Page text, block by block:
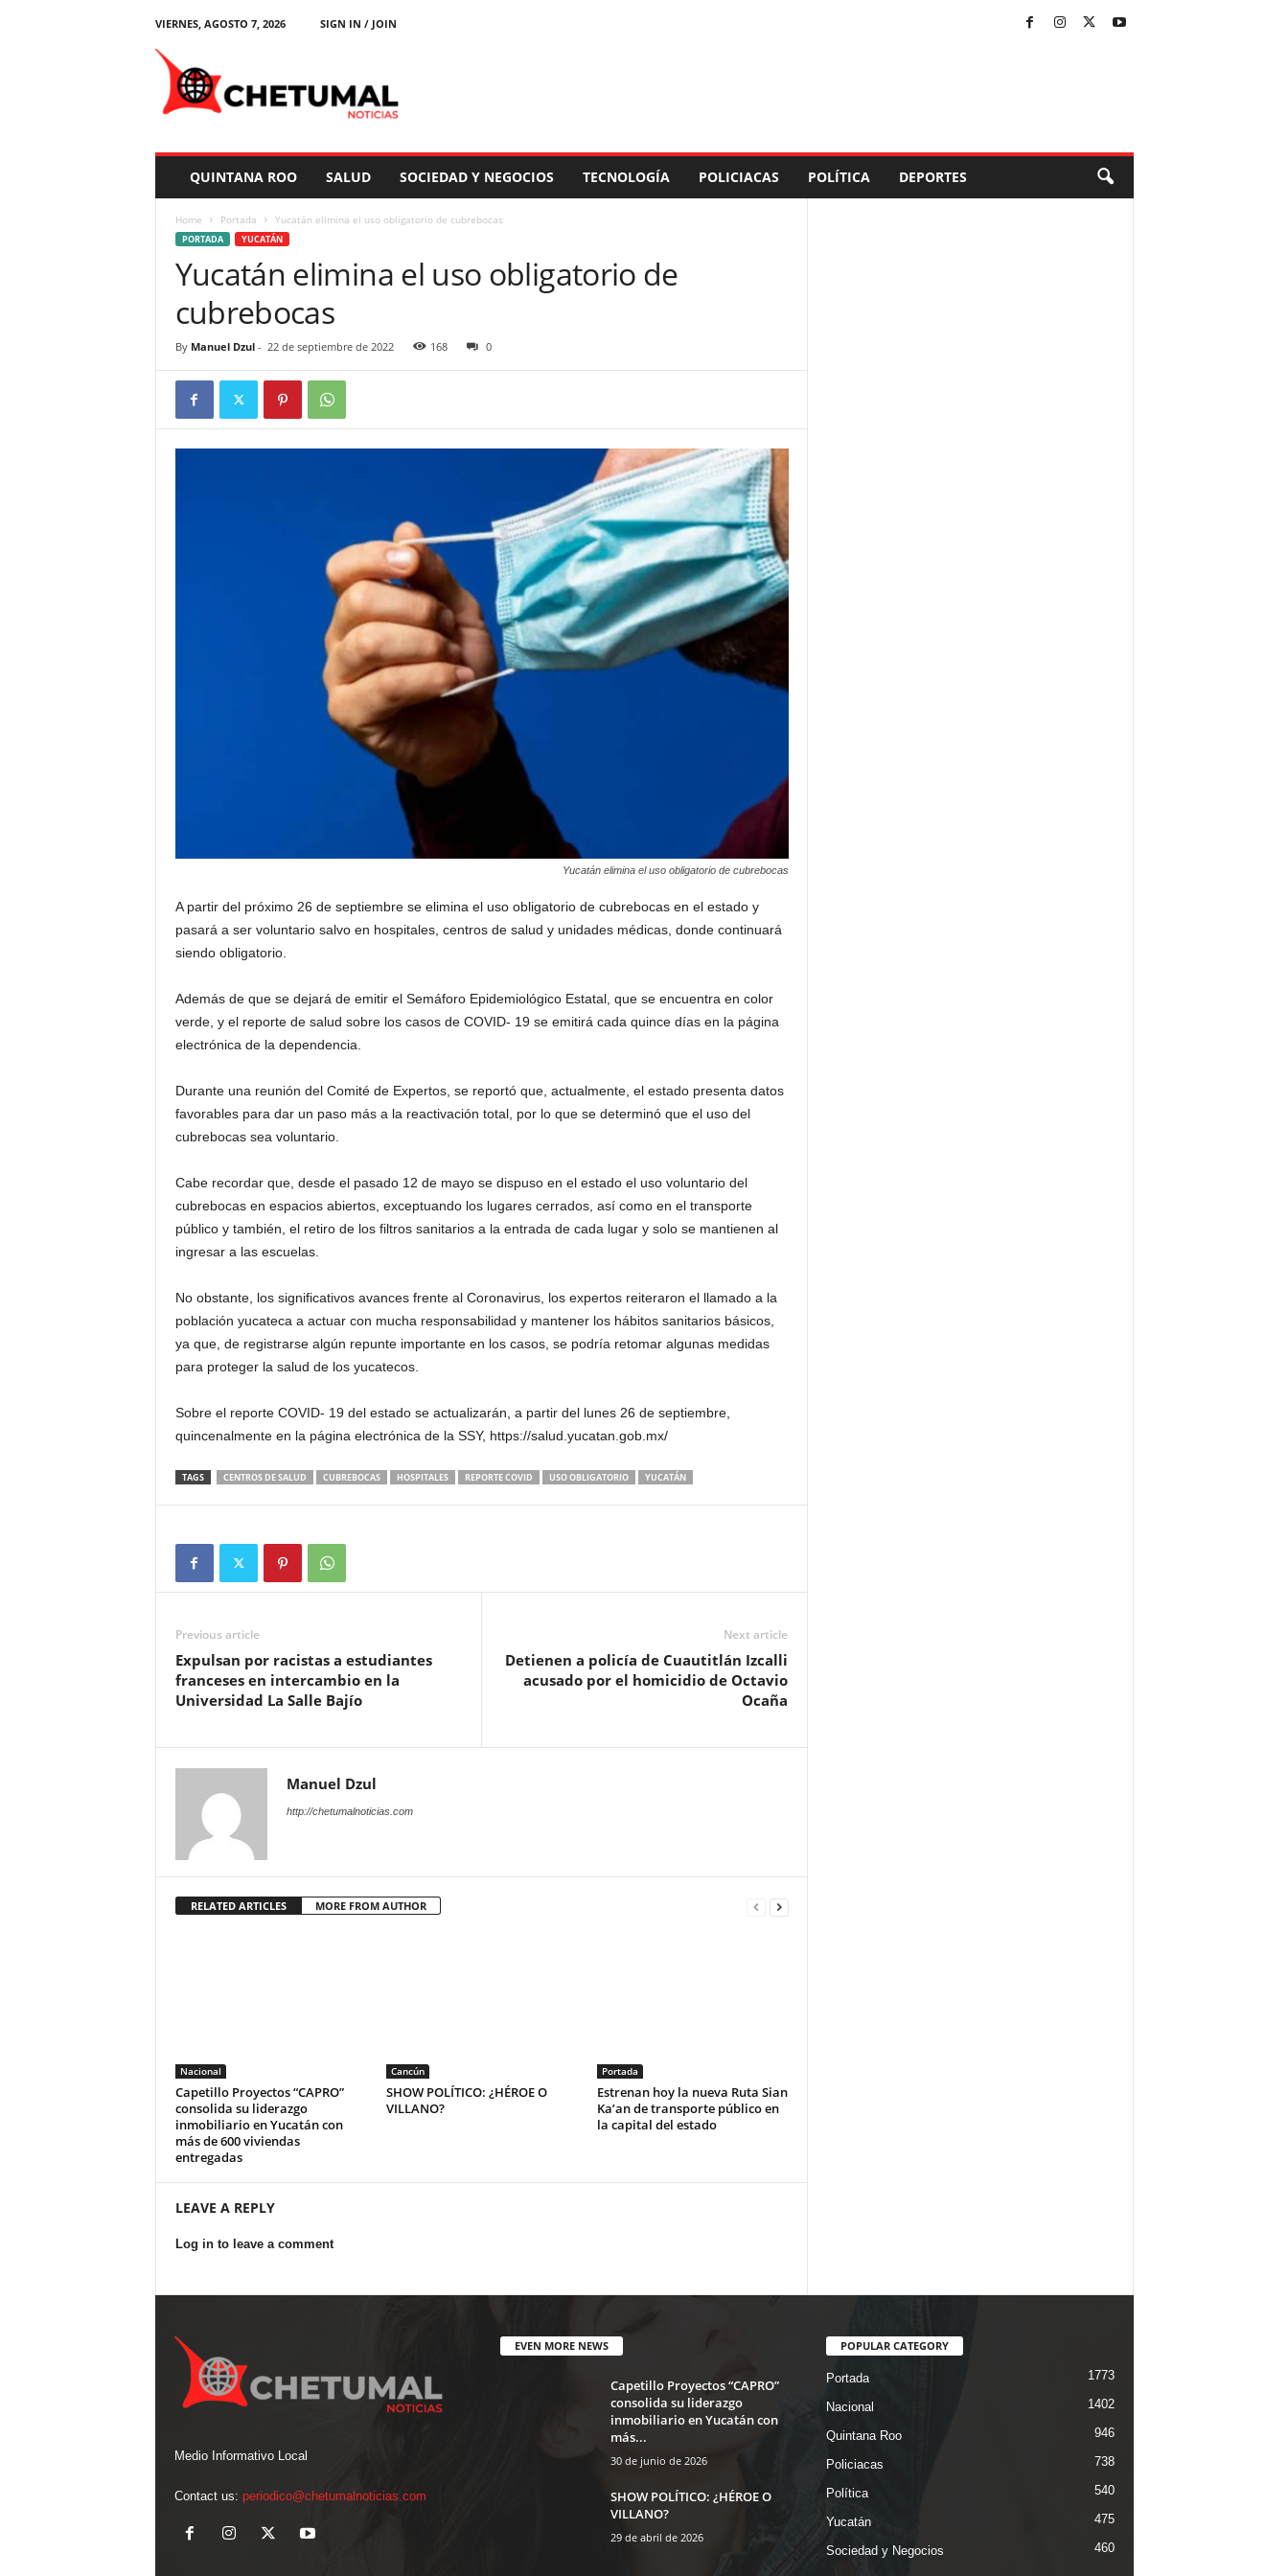
VIERNES, AGOSTO 7, 2026
SIGN IN / JOIN
QUINTANA ROO SALUD SOCIEDAD Y NEGOCIOS TECNOLOGÍA POLICIACAS POLÍTICA DEPORTES
Home Portada Yucatán elimina el uso obligatorio de cubrebocas
PORTADA YUCATÁN
Yucatán elimina el uso obligatorio de
cubrebocas
By Manuel Dzul- 22 de septiembre de 2022 168 0
Yucatán elimina el uso obligatorio de cubrebocas
A partir del próximo 26 de septiembre se elimina el uso obligatorio de cubrebocas en el estado y
pasará a ser voluntario salvo en hospitales, centros de salud y unidades médicas, donde continuará
siendo obligatorio.
Además de que se dejará de emitir el Semáforo Epidemiológico Estatal, que se encuentra en color
verde, y el reporte de salud sobre los casos de COVID- 19 se emitirá cada quince días en la página
electrónica de la dependencia.
Durante una reunión del Comité de Expertos, se reportó que, actualmente, el estado presenta datos
favorables para dar un paso más a la reactivación total, por lo que se determinó que el uso del
cubrebocas sea voluntario.
Cabe recordar que, desde el pasado 12 de mayo se dispuso en el estado el uso voluntario del
cubrebocas en espacios abiertos, exceptuando los lugares cerrados, así como en el transporte
público y también, el retiro de los filtros sanitarios a la entrada de cada lugar y solo se mantienen al
ingresar a las escuelas.
No obstante, los significativos avances frente al Coronavirus, los expertos reiteraron el llamado a la
población yucateca a actuar con mucha responsabilidad y mantener los hábitos sanitarios básicos,
ya que, de registrarse algún repunte importante en los casos, se podría retomar algunas medidas
para proteger la salud de los yucatecos.
Sobre el reporte COVID- 19 del estado se actualizarán, a partir del lunes 26 de septiembre,
quincenalmente en la página electrónica de la SSY, https://salud.yucatan.gob.mx/
TAGS CENTROS DE SALUD CUBREBOCAS HOSPITALES REPORTE COVID USO OBLIGATORIO YUCATÁN
Previous article
Expulsan por racistas a estudiantes
franceses en intercambio en la
Universidad La Salle Bajío
Next article
Detienen a policía de Cuautitlán Izcalli
acusado por el homicidio de Octavio
Ocaña
Manuel Dzul
http://chetumalnoticias.com
RELATED ARTICLES MORE FROM AUTHOR
Nacional
Capetillo Proyectos “CAPRO”
consolida su liderazgo
inmobiliario en Yucatán con
más de 600 viviendas
entregadas
Cancún
SHOW POLÍTICO: ¿HÉROE O
VILLANO?
Portada
Estrenan hoy la nueva Ruta Sian
Ka’an de transporte público en
la capital del estado
LEAVE A REPLY
Log in to leave a comment
Medio Informativo Local
Contact us: periodico@chetumalnoticias.com
EVEN MORE NEWS
Capetillo Proyectos “CAPRO”
consolida su liderazgo
inmobiliario en Yucatán con
más...
30 de junio de 2026
SHOW POLÍTICO: ¿HÉROE O
VILLANO?
29 de abril de 2026
POPULAR CATEGORY
Portada 1773
Nacional 1402
Quintana Roo 946
Policiacas 738
Política 540
Yucatán 475
Sociedad y Negocios 460